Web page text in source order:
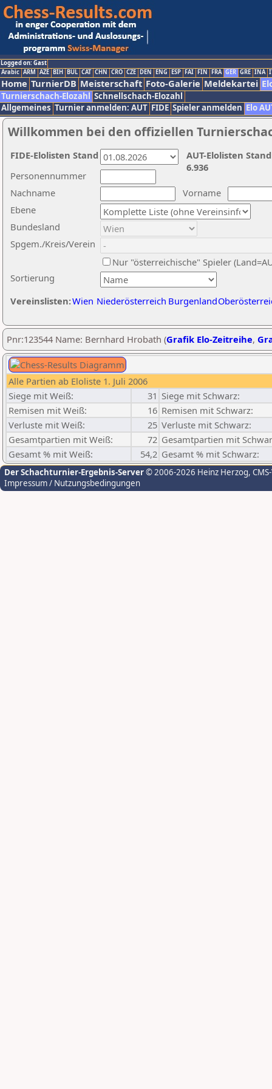
Logged on: Gast
Arabic ARM AZE BIH BUL CAT CHN CRO CZE DEN ENG ESP FAI FIN FRA GER GRE INA
Home TurnierDB Meisterschaft Foto-Galerie Meldekartei
Turnierschach-Elozahl Schnellschach-Elozahl
Allgemeines Turnier anmelden: AUT FIDE Spieler anmelden Elo
Willkommen bei den offiziellen
Nachname
Vorname
Ebene
Sortierung
Personennummer
Bundesland
Spgem./Kreis/Verein
Nur "österreichische" Spieler
Vereinslisten:Wien Niederösterreich Burgenland
AUT-Elolisten
6.936
FIDE-Elolisten Stand
Pnr:123544 Name: Bernhard Hrobath (Grafik Elo-Zeitreihe,
Alle Partien ab Eloliste 1. Juli 2006
Siege mit Weiß:
31 Siege mit Schwarz:
Remisen mit Weiß:
16 Remisen mit Schwarz:
Verluste mit Weiß:
25 Verluste mit Schwarz:
Gesamtpartien mit Weiß:
72 Gesamtpartien mit
Gesamt % mit Weiß:
54,2 Gesamt % mit Schwarz:
Der Schachturnier-Ergebnis-Server© 2006-2026 Heinz Herzog,
Impressum / Nutzungsbedingungen